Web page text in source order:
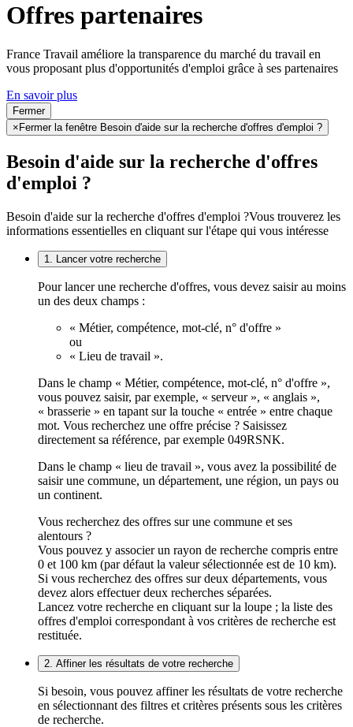
Offres partenaires
France Travail améliore la transparence du marché du travail en
vous proposant plus d'opportunités d'emploi grâce à ses partenaires
En savoir plus
Fermer
×Fermer la fenêtre Besoin d'aide sur la recherche d'offres d'emploi ?
Besoin d'aide sur la recherche d'offres
d'emploi ?
Besoin d'aide sur la recherche d'offres d'emploi ?Vous trouverez les
informations essentielles en cliquant sur l'étape qui vous intéresse
1. Lancer votre recherche
Pour lancer une recherche d'offres, vous devez saisir au moins
un des deux champs :
« Métier, compétence, mot-clé, n° d'offre »
ou
« Lieu de travail ».
Dans le champ « Métier, compétence, mot-clé, n° d'offre »,
vous pouvez saisir, par exemple, « serveur », « anglais »,
« brasserie » en tapant sur la touche « entrée » entre chaque
mot. Vous recherchez une offre précise ? Saisissez
directement sa référence, par exemple 049RSNK.
Dans le champ « lieu de travail », vous avez la possibilité de
saisir une commune, un département, une région, un pays ou
un continent.
Vous recherchez des offres sur une commune et ses
alentours ?
Vous pouvez y associer un rayon de recherche compris entre
0 et 100 km (par défaut la valeur sélectionnée est de 10 km).
Si vous recherchez des offres sur deux départements, vous
devez alors effectuer deux recherches séparées.
Lancez votre recherche en cliquant sur la loupe ; la liste des
offres d'emploi correspondant à vos critères de recherche est
restituée.
2. Affiner les résultats de votre recherche
Si besoin, vous pouvez affiner les résultats de votre recherche
en sélectionnant des filtres et critères présents sous les critères
de recherche.